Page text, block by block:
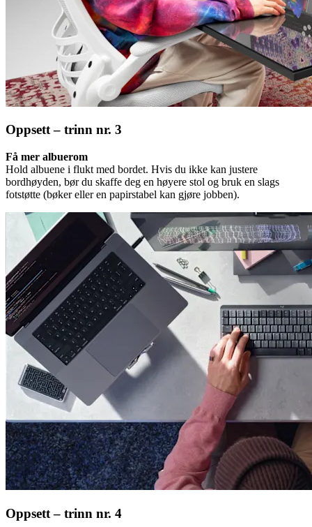
Oppsett – trinn nr. 3
Få mer albuerom
Hold albuene i flukt med bordet. Hvis du ikke kan justere
bordhøyden, bør du skaffe deg en høyere stol og bruk en slags
fotstøtte (bøker eller en papirstabel kan gjøre jobben).
Oppsett – trinn nr. 4